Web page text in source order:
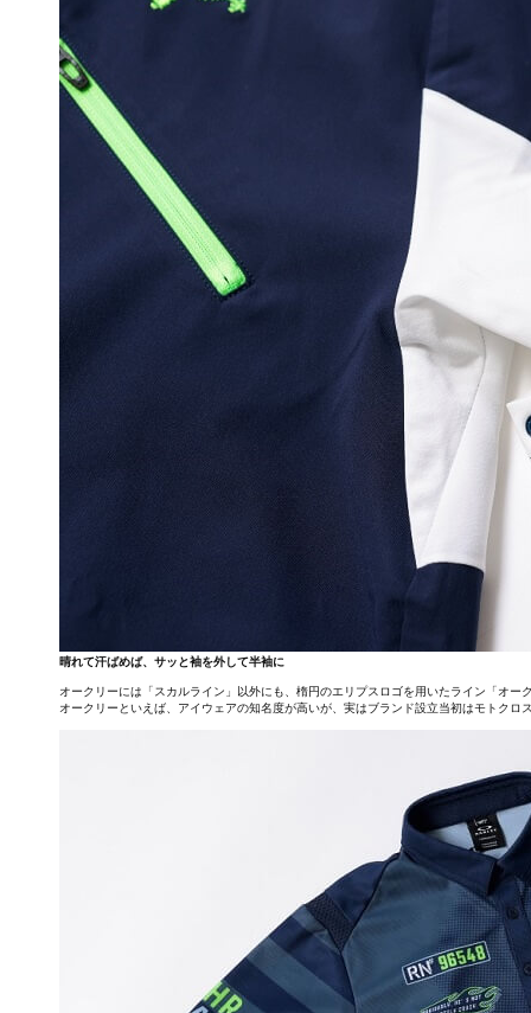
晴れて汗ばめば、サッと袖を外して半袖に
オークリーには「スカルライン」以外にも、楕円のエリプスロゴを用いたライン「オ
オークリーといえば、アイウェアの知名度が高いが、実はブランド設立当初はモトク